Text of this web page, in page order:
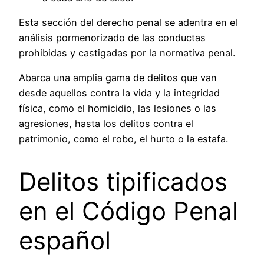
Esta sección del derecho penal se adentra en el
análisis pormenorizado de las conductas
prohibidas y castigadas por la normativa penal.
Abarca una amplia gama de delitos que van
desde aquellos contra la vida y la integridad
física, como el homicidio, las lesiones o las
agresiones, hasta los delitos contra el
patrimonio, como el robo, el hurto o la estafa.
Delitos tipificados
en el Código Penal
español